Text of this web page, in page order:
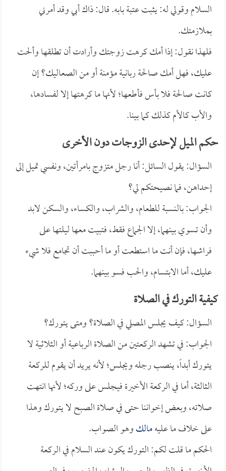
السلام وقولي له: يثبت عتبة بابه. قال: ذاك أبي وقد أمرني
بملازمتك.
فلهذا نقول: إذا أمك كرهت زوجتك وأرادت أن تطلقها وألحت
عليك، فهل أمك صالحة ربانية مؤمنة أو من الصعاليك؟ إن
كانت صالحة فلا بأس فأطعها؛ لأنها ما كرهتها إلا لفسادها،
والأب كالأم كذلك كما بينا.
حكم الميل لإحدى الزوجات دون الأخرى
السؤال: يقول السائل: أنا رجل متزوج بامرأتين، ونفسي تميل إلى
إحداهن، فما نصيحتكم لي؟
الجواب: بالنسبة للطعام، والشراب، والكساء، والسكن لابد
وأن تسوي بينهما، إلا الجماع فقط، فتبيت معها ليلتها على
فراشها، فإن أنت ما استطعت أو ما أحببت أن تجامع فلا شيء
عليك، أما الابتسام، والحب فسو بينهما.
كيفية التورك في الصلاة
السؤال: كيف يجلس المصلي في الصلاة؟ ومتى يتورك؟
الجواب: في تشهد الركعتين من الصلاة الرباعية أو الثلاثية لا
يتورك أبداً، ينصب رجله ويجلس؛ لأنه يريد أن يقوم للركعة
الثالثة، أما في الركعة الأخيرة فيجلس على وركه؛ لأنها انتهت
صلاته، وبعض إخواننا حتى في صلاة الصبح لا يتورك وهذا
على خلاف ما عليهمالكوهو الصواب.
الحكم ما قلت لكم: التورك يكون عند السلام في الركعة